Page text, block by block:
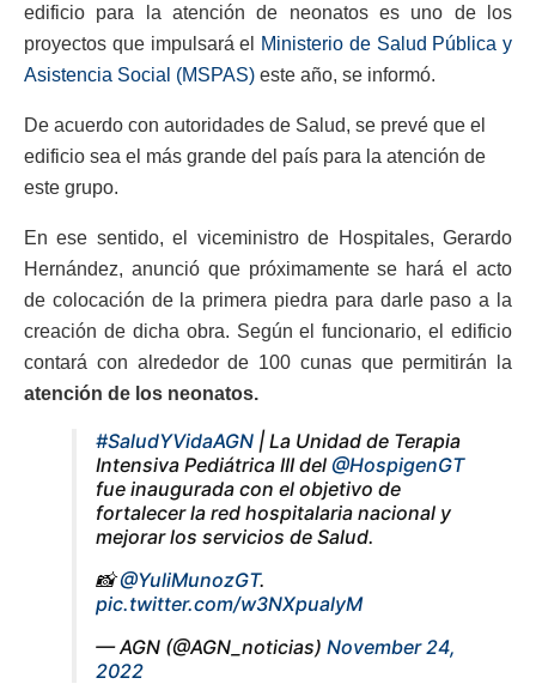
edificio para la atención de neonatos es uno de los
proyectos que impulsará el
Ministerio de Salud Pública y
Asistencia Social (MSPAS) este año, se informó.
De acuerdo con autoridades de Salud, se prevé que el
edificio sea el más grande del país para la atención de
este grupo.
En ese sentido, el viceministro de Hospitales, Gerardo
Hernández, anunció que próximamente se hará el acto
de colocación de la primera piedra para darle paso a la
creación de dicha obra. Según el funcionario, el edificio
contará con alrededor de 100 cunas que permitirán la
atención de los neonatos.
#SaludYVidaAGN | La Unidad de Terapia
Intensiva Pediátrica III del @HospigenGT
fue inaugurada con el objetivo de
fortalecer la red hospitalaria nacional y
mejorar los servicios de Salud.
📸@YuliMunozGT.
pic.twitter.com/w3NXpualyM
— AGN (@AGN_noticias) November 24,
2022